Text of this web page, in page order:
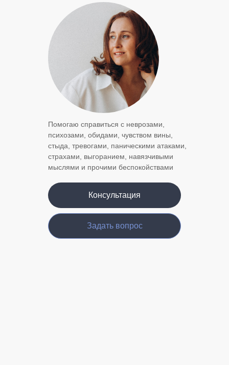
Помогаю справиться с неврозами,
психозами, обидами, чувством вины,
стыда, тревогами, паническими атаками,
страхами, выгоранием, навязчивыми
мыслями и прочими беспокойствами
Консультация
Задать вопрос